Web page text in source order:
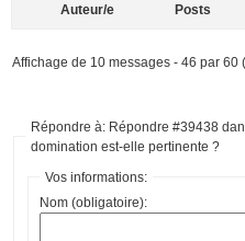
Auteur/e Posts
Affichage de 10 messages - 46 par 60
Répondre à: Répondre #39438
domination est-elle pertinente ?
Vos informations:
Nom (obligatoire):